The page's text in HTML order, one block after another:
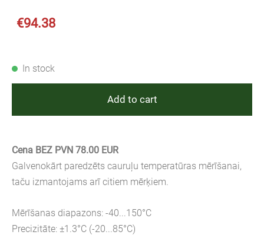
€94.38
In stock
Add to cart
Cena BEZ PVN 78.00 EUR
Galvenokārt paredzēts cauruļu temperatūras mērīšanai,
taču izmantojams arī citiem mērķiem.
Mērīšanas diapazons: -40...150°C
Precizitāte: ±1.3°C (-20...85°C)